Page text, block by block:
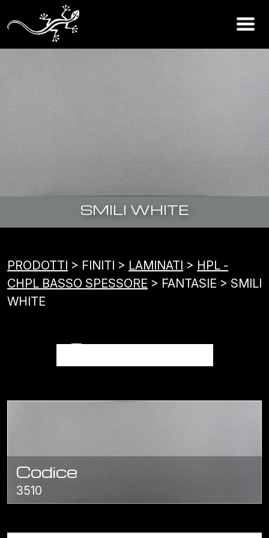
SMILI WHITE
PRODOTTI > FINITI > LAMINATI > HPL -
CHPL BASSO SPESSORE > FANTASIE > SMILI
WHITE
SMILI WHITE
Codice
3510